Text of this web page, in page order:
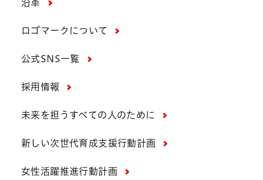
沿革
ロゴマークについて
公式SNS一覧
採用情報
未来を担うすべての人のために
新しい次世代育成支援行動計画
女性活躍推進行動計画